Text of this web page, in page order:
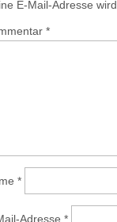
E-Mail-Adresse
*
*
Adresse *